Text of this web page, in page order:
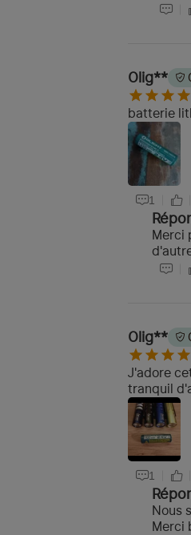
Olig**
batterie
1
Merci
Olig**
J'adore
tranquil
1
Nous
Merci